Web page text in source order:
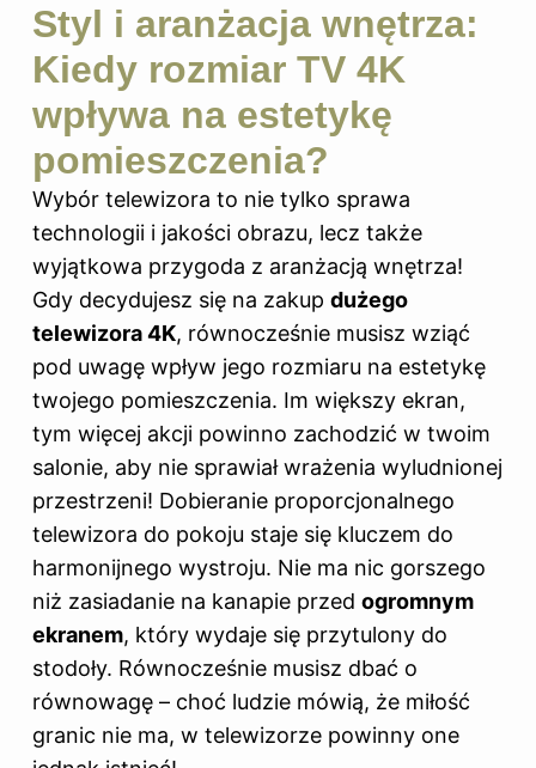
Styl i aranżacja wnętrza:
Kiedy rozmiar TV 4K
wpływa na estetykę
pomieszczenia?
Wybór telewizora to nie tylko sprawa
technologii i jakości obrazu, lecz także
wyjątkowa przygoda z aranżacją wnętrza!
Gdy decydujesz się na zakup dużego
telewizora 4K, równocześnie musisz wziąć
pod uwagę wpływ jego rozmiaru na estetykę
twojego pomieszczenia. Im większy ekran,
tym więcej akcji powinno zachodzić w twoim
salonie, aby nie sprawiał wrażenia wyludnionej
przestrzeni! Dobieranie proporcjonalnego
telewizora do pokoju staje się kluczem do
harmonijnego wystroju. Nie ma nic gorszego
niż zasiadanie na kanapie przed ogromnym
ekranem, który wydaje się przytulony do
stodoły. Równocześnie musisz dbać o
równowagę – choć ludzie mówią, że miłość
granic nie ma, w telewizorze powinny one